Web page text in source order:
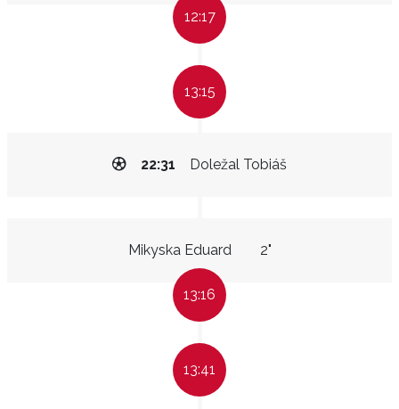
12:17
13:15
Doležal Tobiáš
22:31
Mikyska Eduard 2"
13:16
13:41